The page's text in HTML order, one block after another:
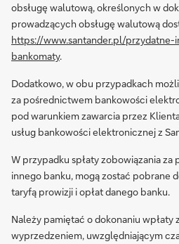
obsługę walutową, określonych w
prowadzących obsługę walutową
https://www.santander.pl/
bankomaty.
Dodatkowo, w obu przypadkach
za pośrednictwem bankowości
pod warunkiem zawarcia przez
usług bankowości elektronicznej z
W przypadku spłaty zobowiązania
innego banku, mogą zostać pobrane
taryfą prowizji i opłat danego banku.
Należy pamiętać o dokonaniu wpłaty
wyprzedzeniem, uwzględniającym